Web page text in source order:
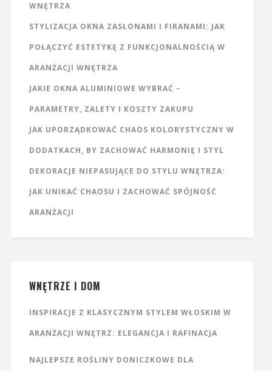
WNĘTRZA
STYLIZACJA OKNA ZASŁONAMI I FIRANAMI: JAK
POŁĄCZYĆ ESTETYKĘ Z FUNKCJONALNOŚCIĄ W
ARANŻACJI WNĘTRZA
JAKIE OKNA ALUMINIOWE WYBRAĆ –
PARAMETRY, ZALETY I KOSZTY ZAKUPU
JAK UPORZĄDKOWAĆ CHAOS KOLORYSTYCZNY W
DODATKACH, BY ZACHOWAĆ HARMONIĘ I STYL
DEKORACJE NIEPASUJĄCE DO STYLU WNĘTRZA:
JAK UNIKAĆ CHAOSU I ZACHOWAĆ SPÓJNOŚĆ
ARANŻACJI
WNĘTRZE I DOM
INSPIRACJE Z KLASYCZNYM STYLEM WŁOSKIM W
ARANŻACJI WNĘTRZ: ELEGANCJA I RAFINACJA
NAJLEPSZE ROŚLINY DONICZKOWE DLA